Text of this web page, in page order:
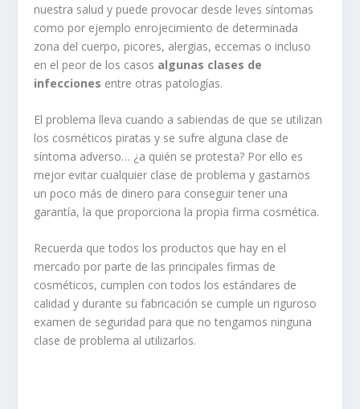
nuestra salud y puede provocar desde leves síntomas
como por ejemplo enrojecimiento de determinada
zona del cuerpo, picores, alergias, eccemas o incluso
en el peor de los casos algunas clases de
infecciones entre otras patologías.
El problema lleva cuando a sabiendas de que se utilizan
los cosméticos piratas y se sufre alguna clase de
síntoma adverso… ¿a quién se protesta? Por ello es
mejor evitar cualquier clase de problema y gastarnos
un poco más de dinero para conseguir tener una
garantía, la que proporciona la propia firma cosmética.
Recuerda que todos los productos que hay en el
mercado por parte de las principales firmas de
cosméticos, cumplen con todos los estándares de
calidad y durante su fabricación se cumple un riguroso
examen de seguridad para que no tengamos ninguna
clase de problema al utilizarlos.